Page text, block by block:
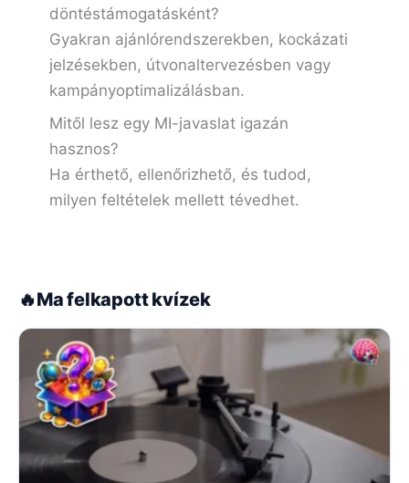
döntéstámogatásként?
Gyakran ajánlórendszerekben, kockázati
jelzésekben, útvonaltervezésben vagy
kampányoptimalizálásban.
Mitől lesz egy MI-javaslat igazán
hasznos?
Ha érthető, ellenőrizhető, és tudod,
milyen feltételek mellett tévedhet.
🔥Ma felkapott kvízek